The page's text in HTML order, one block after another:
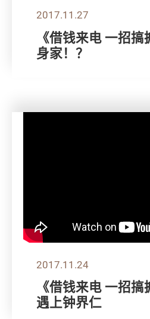
2017.11.27
《借钱来电 一招
身家！？
2017.11.24
《借钱来电 一招
遇上钟界仁